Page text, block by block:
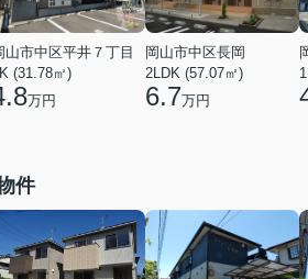
山市中区平井７丁目
(31.78㎡)
万円
岡山市中区長岡
2LDK (57.07㎡)
6.7万円
件